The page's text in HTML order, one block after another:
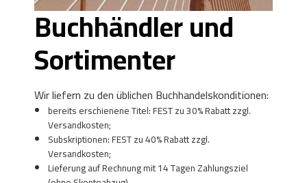
Buchhändler und
Sortimenter
Wir liefern zu den üblichen Buchhandelskonditionen:
bereits erschienene Titel: FEST zu 30% Rabatt zzgl.
Versandkosten;
Subskriptionen: FEST zu 40% Rabatt zzgl.
Versandkosten;
Lieferung auf Rechnung mit 14 Tagen Zahlungsziel